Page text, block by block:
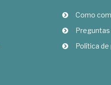
Como
Política de